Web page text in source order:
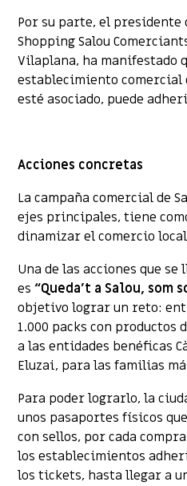
Por su parte, el presidente
Shopping Salou
Vilaplana, ha manifestado
establecimiento comercial
esté asociado, puede
Acciones concretas
La campaña comercial de
ejes principales, tiene
dinamizar el comercio
Una de las acciones que se
es“Queda’t a Salou, som
objetivo lograr un reto:
1.000 packs con
a las entidades benéficas
Eluzai, para las familias
Para poder lograrlo, la
unos pasaportes físicos
con sellos, por cada
los establecimientos
los tickets, hasta llegar a